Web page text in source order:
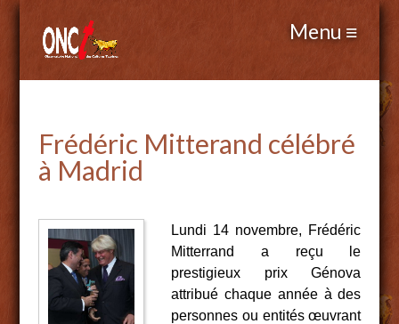
Frédéric Mitterand célébré
à Madrid
Lundi 14 novembre, Frédéric
Mitterrand a reçu le
prestigieux prix Génova
attribué chaque année à des
personnes ou entitésœuvrant